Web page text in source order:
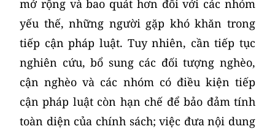
mở rộng và bao quát hơn đối với các nhóm
yếu thế, những người gặp khó khăn trong
tiếp cận pháp luật. Tuy nhiên, cần tiếp tục
nghiên cứu, bổ sung các đối tượng nghèo,
cận nghèo và các nhóm có điều kiện tiếp
cận pháp luật còn hạn chế để bảo đảm tính
toàn diện của chính sách; việc đưa nội dung